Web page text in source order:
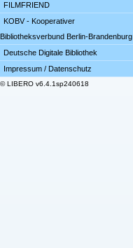
FILMFRIEND
KOBV - Kooperativer
Bibliotheksverbund Berlin-Brandenburg
Deutsche Digitale Bibliothek
Impressum / Datenschutz
© LIBERO v6.4.1sp240618